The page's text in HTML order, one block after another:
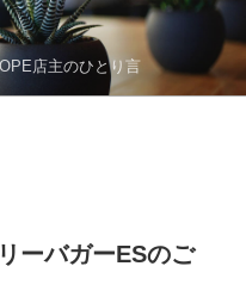
店主のひとり言
ーバガーESのご